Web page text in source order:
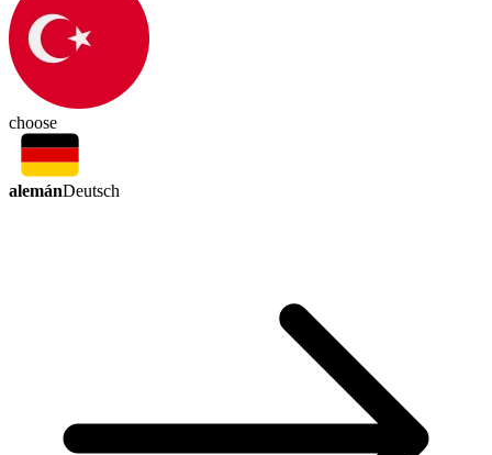
choose
alemánDeutsch